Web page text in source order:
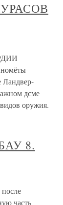
Ландвер-
дсме
оружия.
8.
часть